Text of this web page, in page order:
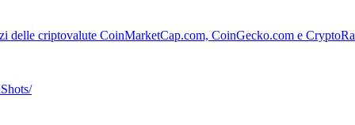
delle criptovalute CoinMarketCap.com, CoinGecko.com e